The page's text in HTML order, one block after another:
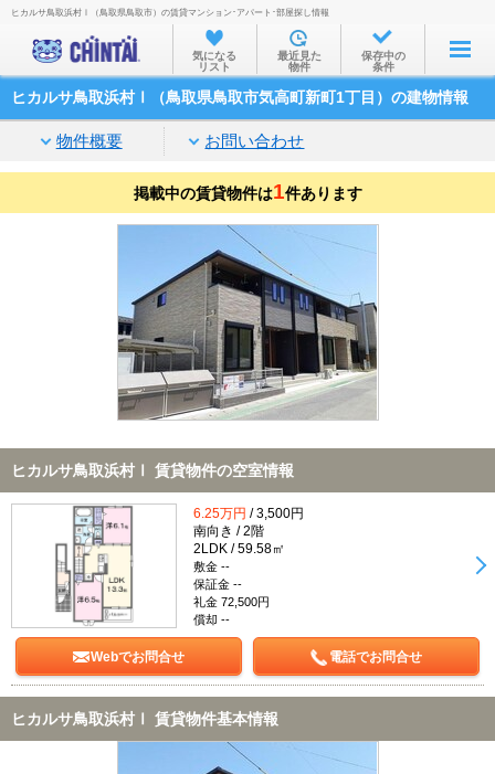
お部屋を探す
沿線・駅から
家賃相場から
通勤通学時間から
物件特集から
不動産会社から
TOP
ヒカルサ鳥取浜村Ⅰ（鳥取県鳥取市）の賃貸マンション･アパート･部屋探し情報
気になる
リスト
最近見た
物件
保存中の
条件
ヒカルサ鳥取浜村Ⅰ（鳥取県鳥取市気高町新町1丁目）の建物情報
物件概要 お問い合わせ
掲載中の賃貸物件は1件あります
ヒカルサ鳥取浜村Ⅰ 賃貸物件の空室情報
6.25万円 / 3,500円
南向き / 2階
2LDK / 59.58㎡
敷金 --
保証金 --
礼金 72,500円
償却 --
Webでお問合せ 電話でお問合せ
ヒカルサ鳥取浜村Ⅰ 賃貸物件基本情報